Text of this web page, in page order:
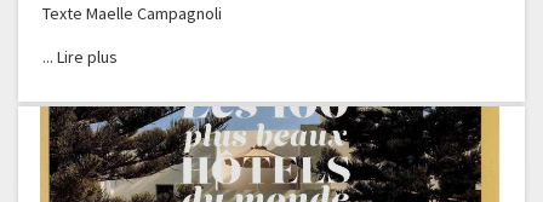
Texte Maelle Campagnoli